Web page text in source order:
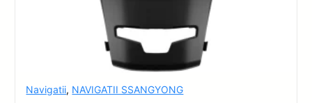
Navigatii, NAVIGATII SSANGYONG